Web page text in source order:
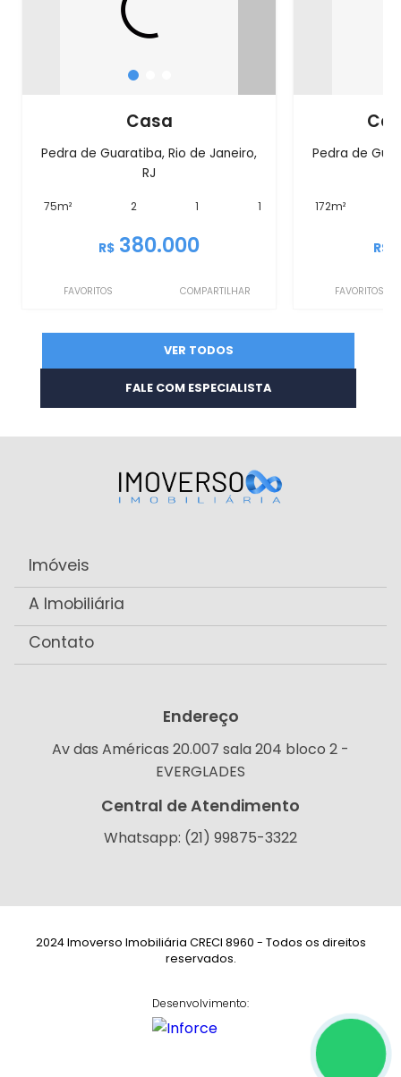
Casa
Pedra de Guaratiba, Rio de Janeiro,
RJ
75m² 2 1 1
R$ 380.000
FAVORITOS COMPARTILHAR
Pedra de
172m²
R$
FAVORITOS
VER TODOS
FALE COM ESPECIALISTA
Imóveis
A Imobiliária
Contato
Endereço
Av das Américas 20.007 sala 204 bloco 2 -
EVERGLADES
Central de Atendimento
Whatsapp: (21) 99875-3322
2024 Imoverso Imobiliária CRECI 8960 - Todos os direitos
reservados.
Desenvolvimento: